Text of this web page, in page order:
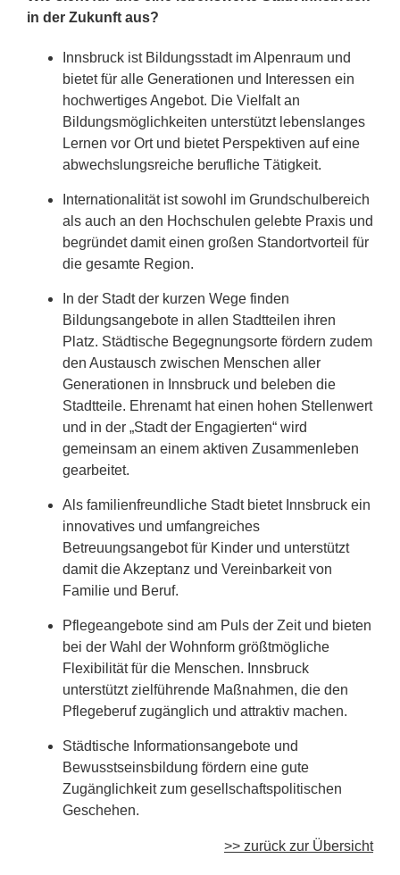
in der Zukunft aus?
Innsbruck ist Bildungsstadt im Alpenraum und
bietet für alle Generationen und Interessen ein
hochwertiges Angebot. Die Vielfalt an
Bildungsmöglichkeiten unterstützt lebenslanges
Lernen vor Ort und bietet Perspektiven auf eine
abwechslungsreiche berufliche Tätigkeit.
Internationalität ist sowohl im Grundschulbereich
als auch an den Hochschulen gelebte Praxis und
begründet damit einen großen Standortvorteil für
die gesamte Region.
In der Stadt der kurzen Wege finden
Bildungsangebote in allen Stadtteilen ihren
Platz. Städtische Begegnungsorte fördern zudem
den Austausch zwischen Menschen aller
Generationen in Innsbruck und beleben die
Stadtteile. Ehrenamt hat einen hohen Stellenwert
und in der „Stadt der Engagierten“ wird
gemeinsam an einem aktiven Zusammenleben
gearbeitet.
Als familienfreundliche Stadt bietet Innsbruck ein
innovatives und umfangreiches
Betreuungsangebot für Kinder und unterstützt
damit die Akzeptanz und Vereinbarkeit von
Familie und Beruf.
Pflegeangebote sind am Puls der Zeit und bieten
bei der Wahl der Wohnform größtmögliche
Flexibilität für die Menschen. Innsbruck
unterstützt zielführende Maßnahmen, die den
Pflegeberuf zugänglich und attraktiv machen.
Städtische Informationsangebote und
Bewusstseinsbildung fördern eine gute
Zugänglichkeit zum gesellschaftspolitischen
Geschehen.
>> zurück zur Übersicht